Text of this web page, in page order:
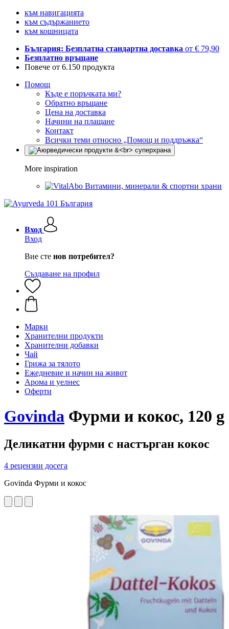
към навигацията
към съдържанието
към кошницата
България: Безплатна стандартна доставка от € 79,90
Безплатно връщане
Повече от 6.150 продукта
Помощ
Къде е поръчката ми?
Обратно връщане
Цена на доставка
Начини на плащане
Контакт
Всички теми относно „Помощ и поддръжка“
More inspiration
Витамини, минерали & спортни храни
Вход
Вход
Вие сте нов потребител?
Създаване на профил
Марки
Хранителни продукти
Хранителни добавки
Чай
Грижа за тялото
Ежедневие и начин на живот
Арома и уелнес
Оферти
Govinda Фурми и кокос, 120 g
Деликатни фурми с настърган кокос
4 рецензии досега
Govinda Фурми и кокос